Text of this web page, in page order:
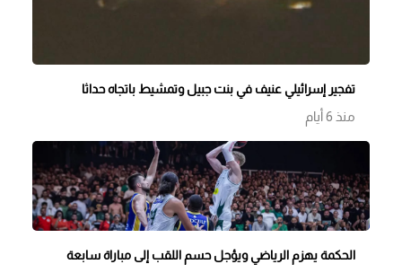
تفجير إسرائيلي عنيف في بنت جبيل وتمشيط باتجاه حداثا
منذ 6 أيام
الحكمة يهزم الرياضي ويؤجل حسم اللقب إلى مباراة سابعة